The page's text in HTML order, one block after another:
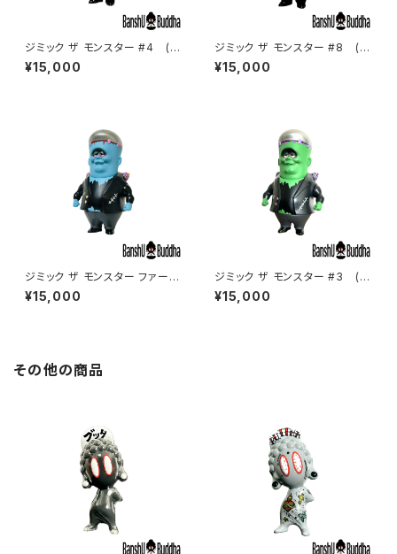
ジミック ザ モンスター #4 (Ji
mic The Monster #4)
¥15,000
ジミック ザ モンスター #8 (Ji
mic The Monster #8)
¥15,000
ジミック ザ モンスター ファース
トカラー (Jimic The Monst
er #1)
¥15,000
ジミック ザ モンスター #3 (Ji
mic The Monster #3)
¥15,000
その他の商品